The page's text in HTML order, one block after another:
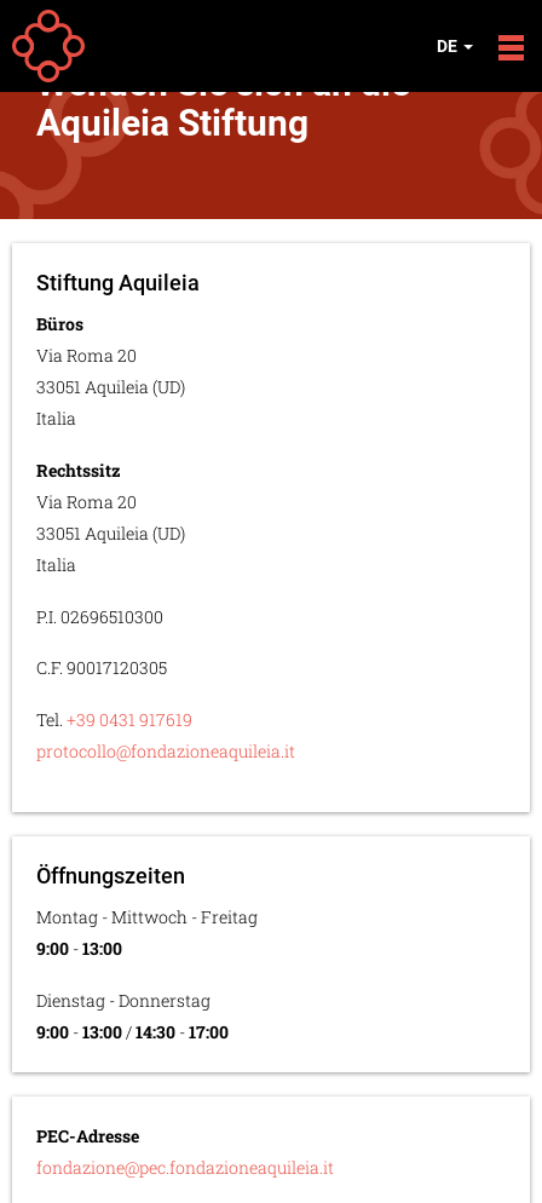
Direkt zum Inhalt
DE
Your
are
here
Startseite
Wenden Sie sich an die
Aquileia Stiftung
Stiftung Aquileia
Büros
Via Roma 20
33051 Aquileia (UD)
Italia
Rechtssitz
Via Roma 20
33051 Aquileia (UD)
Italia
P.I. 02696510300
C.F. 90017120305
Tel. +39 0431 917619
protocollo@fondazioneaquileia.it
Öffnungszeiten
Montag - Mittwoch - Freitag
9:00 -13:00
Dienstag - Donnerstag
9:00 -13:00/14:30 -17:00
PEC-Adresse
fondazione@pec.fondazioneaquileia.it